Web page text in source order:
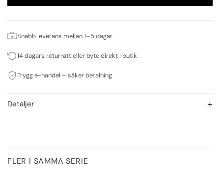
Snabb leverans mellan 1–5 dagar
14 dagars returrätt eller byte direkt i butik
Trygg e-handel – säker betalning
Detaljer
FLER I SAMMA SERIE